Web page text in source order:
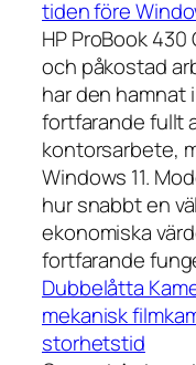
tiden före
HP ProBook
och påkostad
har den hamnat
fortfarande fullt
kontorsarbete,
Windows 11.
hur snabbt en
ekonomiska
fortfarande
Dubbelåtta
mekanisk
storhetstid